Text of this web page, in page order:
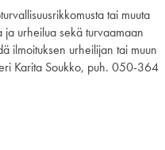
tai muuta
ja urheilua sekä turvaamaan
ilmoituksen urheilijan tai muun
Karita Soukko, puh. 050-364